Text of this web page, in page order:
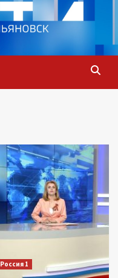
Россия 1